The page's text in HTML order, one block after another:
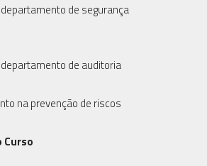
de segurança
de auditoria
na prevenção de riscos
Curso